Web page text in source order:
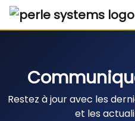
Restez à jour avec les
et les